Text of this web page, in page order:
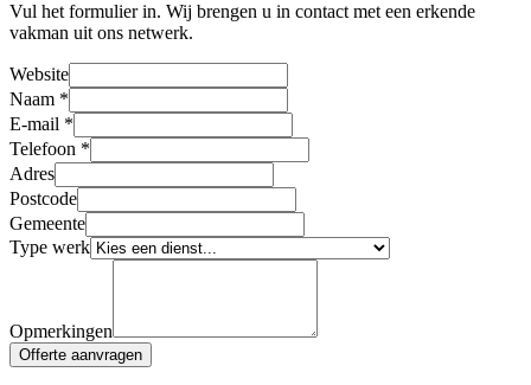
Vul het formulier in. Wij brengen u in contact met een erkende
vakman uit ons netwerk.
Website
Naam *
E-mail *
Telefoon *
Adres
Postcode
Gemeente
Type werk
Opmerkingen
Offerte aanvragen